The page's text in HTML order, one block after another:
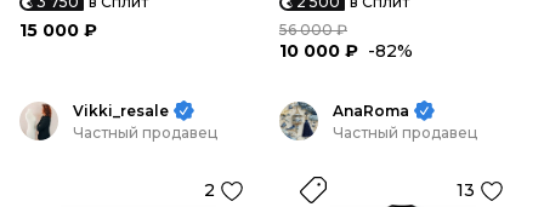
15 000 ₽
56 000 ₽
10 000 ₽ -82%
Vikki_resale
Частный продавец
2
AnaRoma
Частный продавец
13